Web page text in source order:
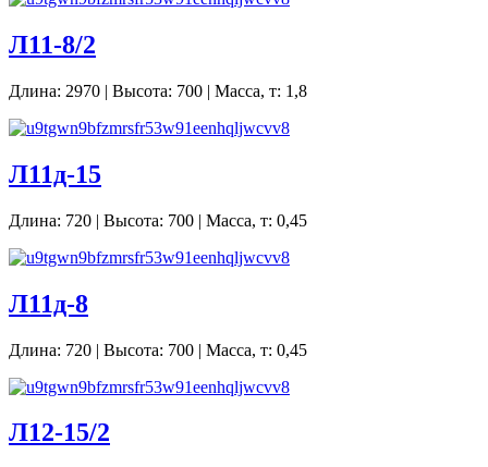
Л11-8/2
Длина: 2970 | Высота: 700 | Масса, т: 1,8
Л11д-15
Длина: 720 | Высота: 700 | Масса, т: 0,45
Л11д-8
Длина: 720 | Высота: 700 | Масса, т: 0,45
Л12-15/2